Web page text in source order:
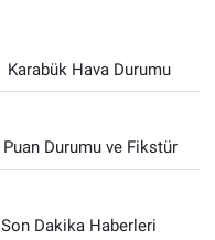
Karabük Hava Durumu
Puan Durumu ve Fikstür
Son Dakika Haberleri